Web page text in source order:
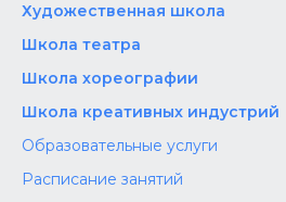
Художественная школа
Школа‌‌‌‌ театра
Школа хореографии
Школа креативных индустрий
Образовательные услуги
Расписание занятий